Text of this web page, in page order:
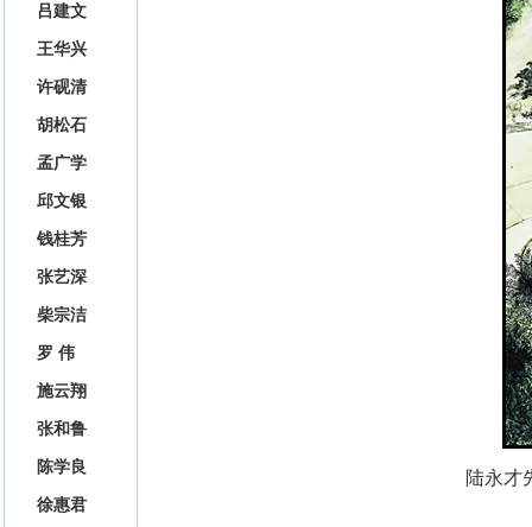
吕建文
王华兴
许砚清
胡松石
孟广学
邱文银
钱桂芳
张艺深
柴宗洁
罗 伟
施云翔
张和鲁
陈学良
徐惠君
陆永才